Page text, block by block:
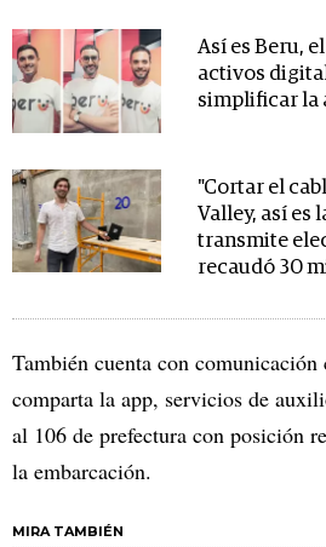
Así es Beru,
activos
simplificar la
"Cortar el
Valley, así es
transmite
recaudó 30
También cuenta con
comparta la app, servicios de
al 106 de prefectura con posición
la embarcación.
MIRA TAMBIÉN